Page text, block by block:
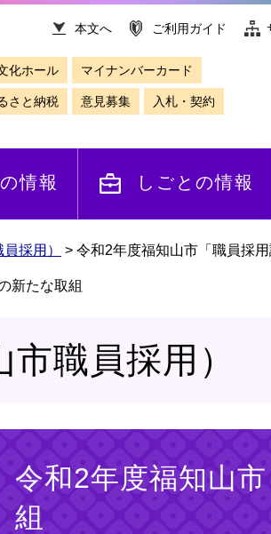
本文へ ご利用ガイド
化ホール マイナンバーカード
さと納税 意見募集 入札・契約
情報 しごとの情報
採用） > 令和2年度福知山市「職員採
新たな取組
職員採用）
令和2年度福知山
組